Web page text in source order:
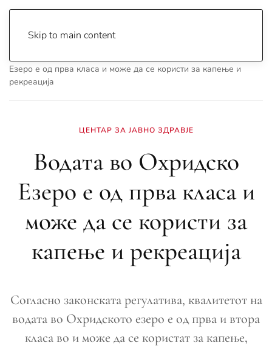
Skip to main content
Езеро е од прва класа и може да се користи за капење и
рекреација
ЦЕНТАР ЗА ЈАВНО ЗДРАВЈЕ
Водата во Охридско
Езеро е од прва класа и
може да се користи за
капење и рекреација
Согласно законската регулатива, квалитетот на
водата во Охридското езеро е од прва и втора
класа во и може да се користат за капење,